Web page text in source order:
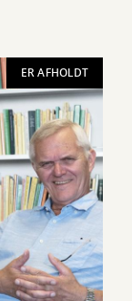
ER AFHOLDT